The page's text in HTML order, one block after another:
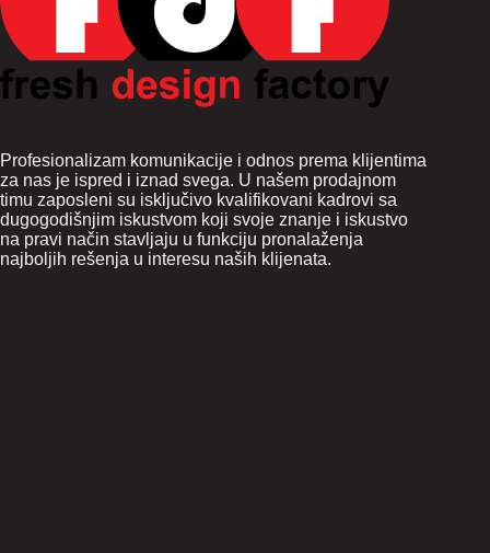
Profesionalizam komunikacije i odnos prema klijentima
za nas je ispred i iznad svega. U našem prodajnom
timu zaposleni su isključivo kvalifikovani kadrovi sa
dugogodišnjim iskustvom koji svoje znanje i iskustvo
na pravi način stavljaju u funkciju pronalaženja
najboljih rešenja u interesu naših klijenata.